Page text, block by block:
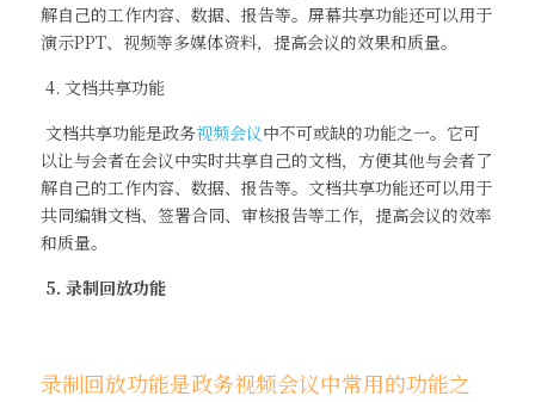
解自己的工作内容、数据、报告等。屏幕共享功能还可以用于
演示PPT、视频等多媒体资料，提高会议的效果和质量。
4. 文档共享功能
文档共享功能是政务视频会议中不可或缺的功能之一。它可
以让与会者在会议中实时共享自己的文档，方便其他与会者了
解自己的工作内容、数据、报告等。文档共享功能还可以用于
共同编辑文档、签署合同、审核报告等工作，提高会议的效率
和质量。
5. 录制回放功能
录制回放功能是政务视频会议中常用的功能之